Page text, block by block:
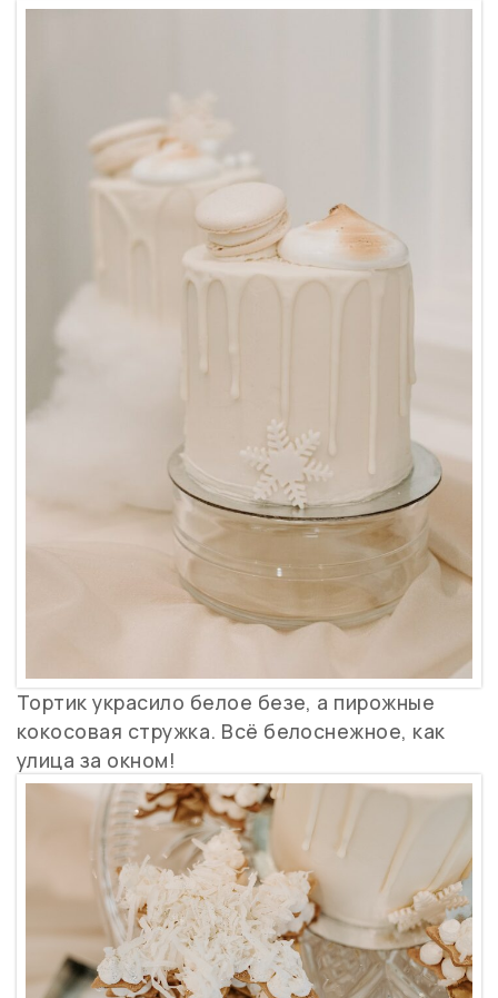
Тортик украсило белое безе, а пирожные
кокосовая стружка. Всё белоснежное, как
улица за окном!